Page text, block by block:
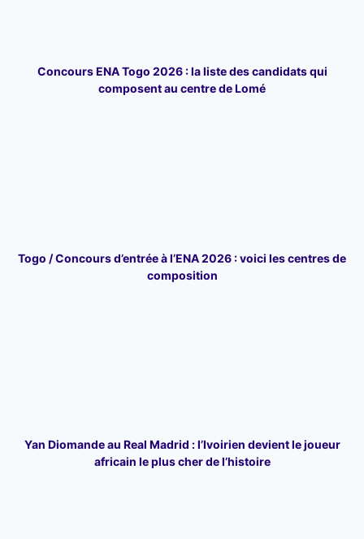
Concours ENA Togo 2026 : la liste des candidats qui
composent au centre de Lomé
Togo / Concours d’entrée à l’ENA 2026 : voici les centres de
composition
Yan Diomande au Real Madrid : l’Ivoirien devient le joueur
africain le plus cher de l’histoire